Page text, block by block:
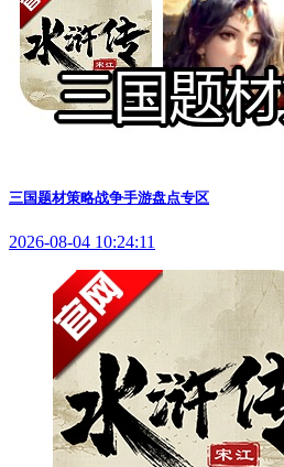
三国题材策略战争手游盘点专区
2026-08-04 10:24:11